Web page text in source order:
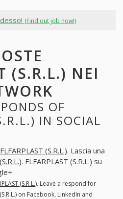
(Find out job now!)
(S.R.L.) NEI
OF
IN SOCIAL
FLFARPLAST (S.R.L.). Lascia una
. FLFARPLAST (S.R.L.) su
(S.R.L.). Leave a respond for
(S.R.L.) on Facebook, LinkedIn and